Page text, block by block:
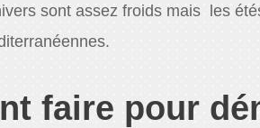
sont assez froids mais les
faire pour